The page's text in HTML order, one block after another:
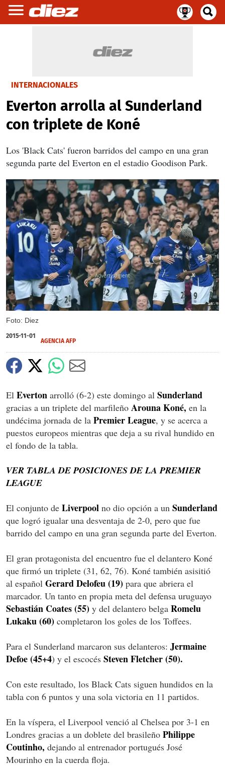
INTERNACIONALES
Everton arrolla al Sunderland
con triplete de Koné
Los 'Black Cats' fueron barridos del campo en una gran
segunda parte del Everton en el estadio Goodison Park.
Foto: Diez
X
2015-11-01
AGENCIA AFP
El Everton arrolló (6-2) este domingo al Sunderland
gracias a un triplete del marfileño Arouna Koné, en la
undécima jornada de la Premier League, y se acerca a
puestos europeos mientras que deja a su rival hundido en
el fondo de la tabla.
VER TABLA DE POSICIONES DE LA PREMIER
LEAGUE
El conjunto de Liverpool no dio opción a un Sunderland
que logró igualar una desventaja de 2-0, pero que fue
barrido del campo en una gran segunda parte del Everton.
El gran protagonista del encuentro fue el delantero Koné
que firmó un triplete (31, 62, 76). Koné también asisitió
al español Gerard Delofeu (19) para que abriera el
marcador. Un tanto en propia meta del defensa uruguayo
Sebastián Coates (55) y del delantero belga Romelu
Lukaku (60) completaron los goles de los Toffees.
Para el Sunderland marcaron sus delanteros: Jermaine
Defoe (45+4) y el escocés Steven Fletcher (50).
Con este resultado, los Black Cats siguen hundidos en la
tabla con 6 puntos y una sola victoria en 11 partidos.
En la víspera, el Liverpool venció al Chelsea por 3-1 en
Londres gracias a un doblete del brasileño Philippe
Coutinho, dejando al entrenador portugués José
Mourinho en la cuerda floja.